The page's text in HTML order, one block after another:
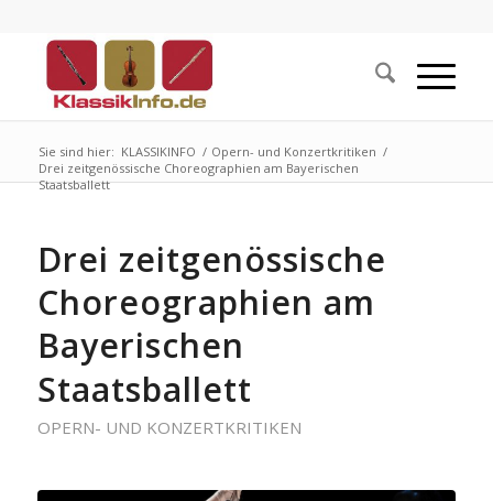
Sie sind hier: KLASSIKINFO / Opern- und Konzertkritiken /
Drei zeitgenössische Choreographien am Bayerischen
Staatsballett
Drei zeitgenössische
Choreographien am
Bayerischen
Staatsballett
OPERN- UND KONZERTKRITIKEN